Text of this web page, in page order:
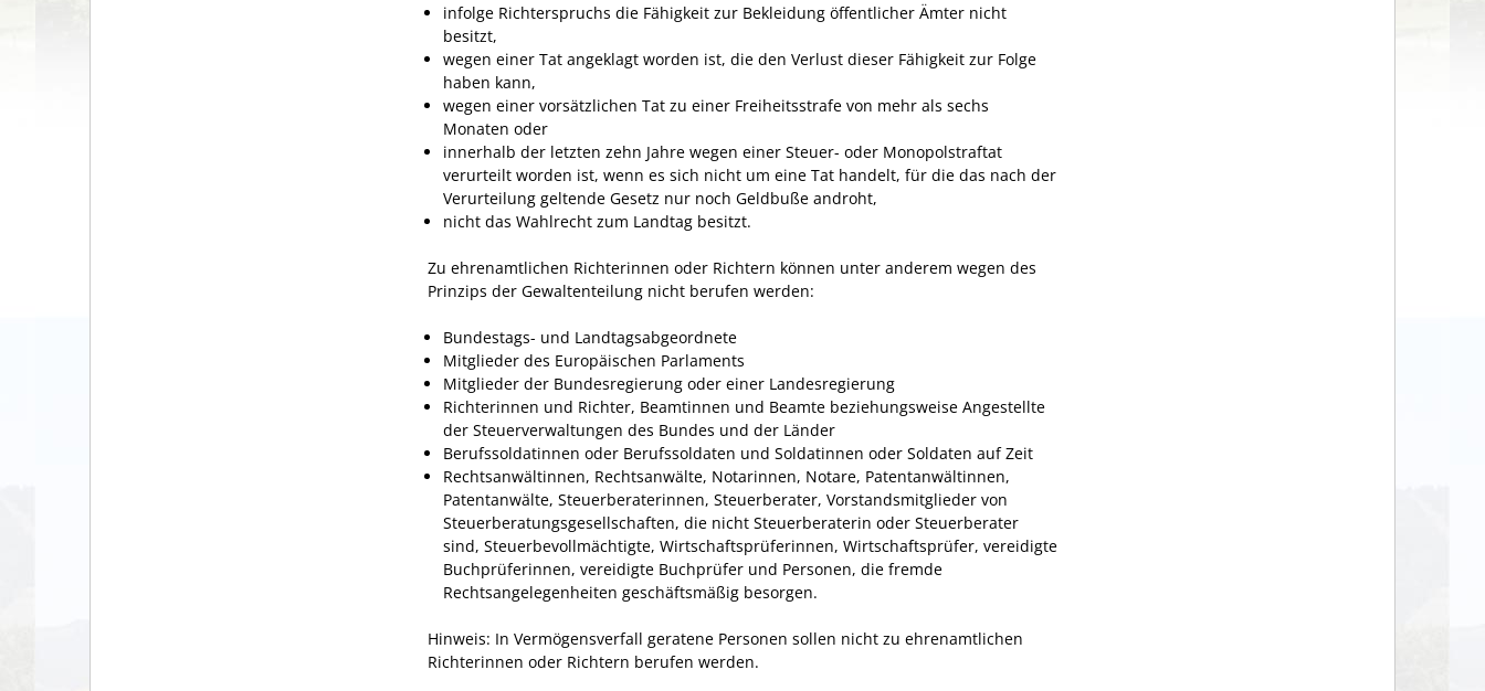
infolge Richterspruchs die Fähigkeit zur Bekleidung öffentlicher Ämter nicht
besitzt,
wegen einer Tat angeklagt worden ist, die den Verlust dieser Fähigkeit zur Folge
haben kann,
wegen einer vorsätzlichen Tat zu einer Freiheitsstrafe von mehr als sechs
Monaten oder
innerhalb der letzten zehn Jahre wegen einer Steuer- oder Monopolstraftat
verurteilt worden ist, wenn es sich nicht um eine Tat handelt, für die das nach der
Verurteilung geltende Gesetz nur noch Geldbuße androht,
nicht das Wahlrecht zum Landtag besitzt.
Zu ehrenamtlichen Richterinnen oder Richtern können unter anderem wegen des
Prinzips der Gewaltenteilung nicht berufen werden:
Bundestags- und Landtagsabgeordnete
Mitglieder des Europäischen Parlaments
Mitglieder der Bundesregierung oder einer Landesregierung
Richterinnen und Richter, Beamtinnen und Beamte beziehungsweise Angestellte
der Steuerverwaltungen des Bundes und der Länder
Berufssoldatinnen oder Berufssoldaten und Soldatinnen oder Soldaten auf Zeit
Rechtsanwältinnen, Rechtsanwälte, Notarinnen, Notare, Patentanwältinnen,
Patentanwälte, Steuerberaterinnen, Steuerberater, Vorstandsmitglieder von
Steuerberatungsgesellschaften, die nicht Steuerberaterin oder Steuerberater
sind, Steuerbevollmächtigte, Wirtschaftsprüferinnen, Wirtschaftsprüfer, vereidigte
Buchprüferinnen, vereidigte Buchprüfer und Personen, die fremde
Rechtsangelegenheiten geschäftsmäßig besorgen.
Hinweis: In Vermögensverfall geratene Personen sollen nicht zu ehrenamtlichen
Richterinnen oder Richtern berufen werden.